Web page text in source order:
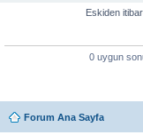
Eskiden
0 uygun
Forum Ana Sayfa